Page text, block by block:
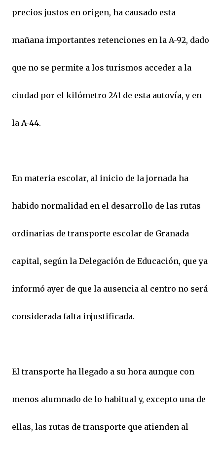
precios justos en origen, ha causado esta
mañana importantes retenciones en la A-92, dado
que no se permite a los turismos acceder a la
ciudad por el kilómetro 241 de esta autovía, y en
la A-44.
En materia escolar, al inicio de la jornada ha
habido normalidad en el desarrollo de las rutas
ordinarias de transporte escolar de Granada
capital, según la Delegación de Educación, que ya
informó ayer de que la ausencia al centro no será
considerada falta injustificada.
El transporte ha llegado a su hora aunque con
menos alumnado de lo habitual y, excepto una de
ellas, las rutas de transporte que atienden al